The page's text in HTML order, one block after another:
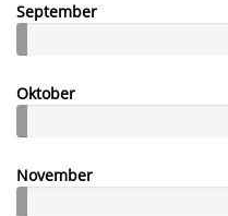
September
Oktober
November